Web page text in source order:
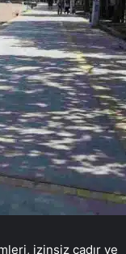
izinsiz çadır ve